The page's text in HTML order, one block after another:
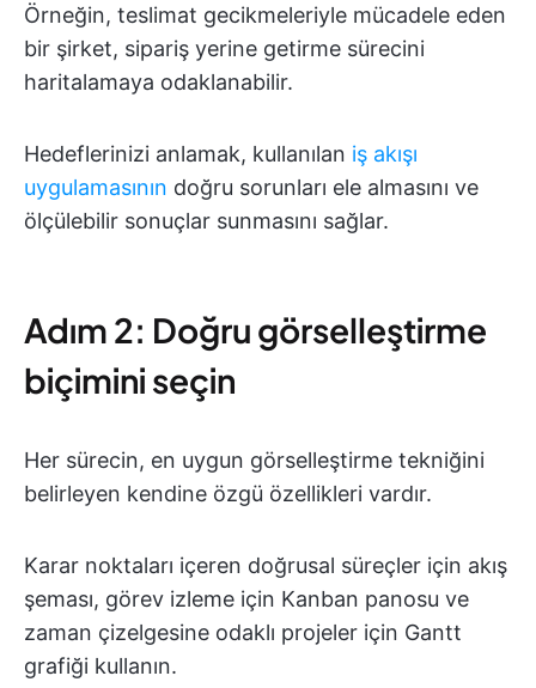
Örneğin, teslimat gecikmeleriyle mücadele eden
bir şirket, sipariş yerine getirme sürecini
haritalamaya odaklanabilir.
Hedeflerinizi anlamak, kullanılan iş akışı
uygulamasının doğru sorunları ele almasını ve
ölçülebilir sonuçlar sunmasını sağlar.
Adım 2: Doğru görselleştirme
biçimini seçin
Her sürecin, en uygun görselleştirme tekniğini
belirleyen kendine özgü özellikleri vardır.
Karar noktaları içeren doğrusal süreçler için akış
şeması, görev izleme için Kanban panosu ve
zaman çizelgesine odaklı projeler için Gantt
grafiği kullanın.